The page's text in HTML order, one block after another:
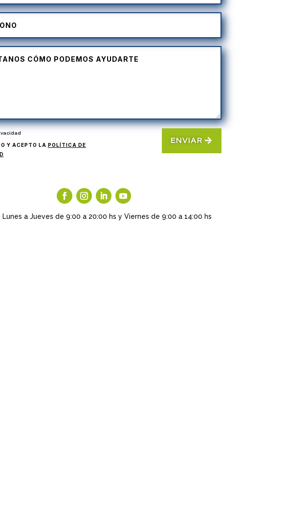
Y ACEPTO LA POLÍTICA DE
ENVIAR
Lunes a Jueves de 9:00 a 20:00 hs y Viernes de 9:00 a 14:00 hs